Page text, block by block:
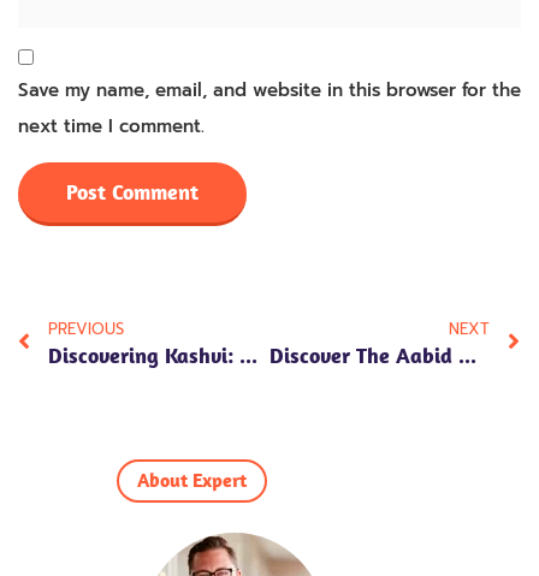
Save my name, email, and website in this browser for the
next time I comment.
PREVIOUS
Discovering Kashvi: Name Meaning In Hindi, Numerology Insights, Personality Traits, And Cultural Significance
NEXT
Discover The Aabid Name Meaning In Hindi: Unveiling Numerology, Personality Traits, And Cultural Significance
About Expert